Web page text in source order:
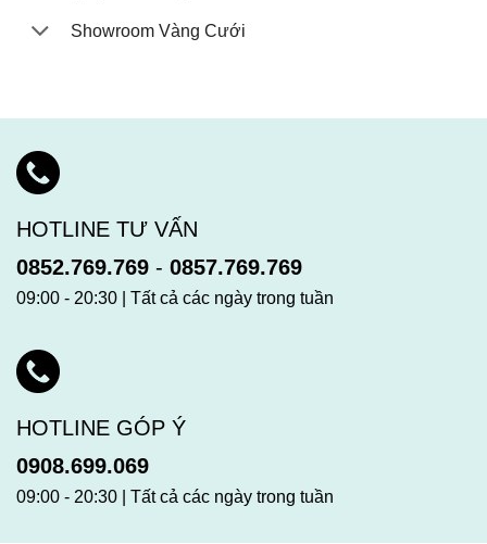
Showroom Vàng Cưới
HOTLINE TƯ VẤN
0852.769.769 - 0857.769.769
09:00 - 20:30 | Tất cả các ngày trong tuần
HOTLINE GÓP Ý
0908.699.069
09:00 - 20:30 | Tất cả các ngày trong tuần